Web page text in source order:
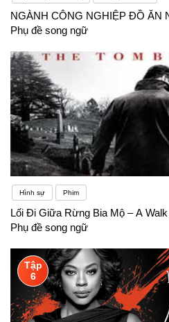
NGÀNH CÔNG NGHIỆP ĐỒ ĂN
Phụ đề song ngữ
Hình sự Phim
Lối Đi Giữa Rừng Bia Mộ – A
Phụ đề song ngữ
Tập
6